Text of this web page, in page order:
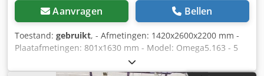
Aanvragen Bellen
Toestand: gebruikt, - Afmetingen: 1420x2600x2200 mm -
Plaatafmetingen: 801x1630 mm - Model: Omega5.163 - 5
niveaus - Serienummer: 8118337 - Bouwjaar: 2003 -
Bakoppervlak: 6,6 m² Codpfjy H Ebmox Aarjha -